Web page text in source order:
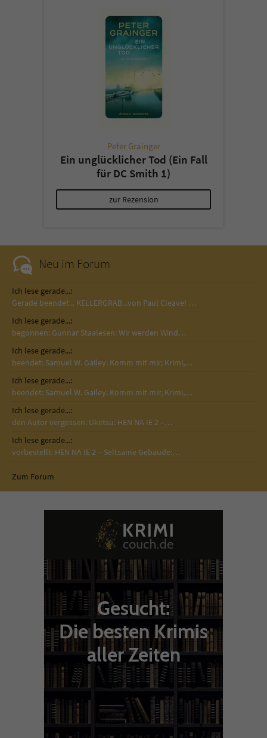
Peter Grainger
Ein unglücklicher Tod (Ein Fall
für DC Smith 1)
zur Rezension
Neu im Forum
Ich lese gerade...:
Gerade beendet... KELLERGRAB...von Paul Cleave! …
Ich lese gerade...:
begonnen: Gunnar Staalesen: Wir werden Wind…
Ich lese gerade...:
beendet: Samuel W. Gailey: Komm mit mir; Krimi,…
Ich lese gerade...:
beendet: Samuel W. Gailey: Komm mit mir; Krimi,…
Ich lese gerade...:
den Autor vergessen: Uketsu: HEN NA IE 2 –…
Ich lese gerade...:
vorbestellt: HEN NA IE 2 – Seltsame Gebäude:…
Zum Forum
Gesucht:
Die besten Krimis
aller Zeiten